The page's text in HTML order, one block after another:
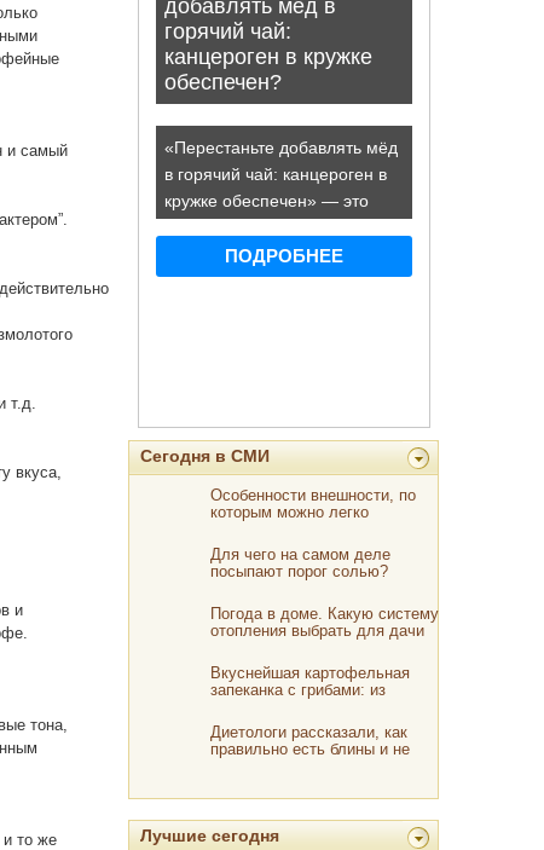
и самый
т.д.
вкуса,
и
тона,
и то же
Сегодня в СМИ
Особенности внешности, по
которым можно легко
Для чего на самом деле
посыпают порог солью?
Погода в доме. Какую систему
отопления выбрать для дачи
Вкуснейшая картофельная
запеканка с грибами: из
Диетологи рассказали, как
правильно есть блины и не
Лучшие сегодня